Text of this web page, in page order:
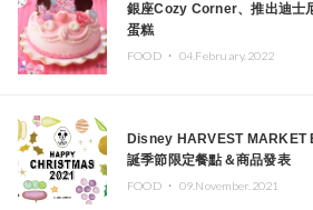
銀座Cozy Corner、推出迪士
蛋糕
FOOD ・ 04.February.2022
Disney HARVEST MARKET
誕季節限定餐點＆商品發表
FOOD ・ 09.November.2021